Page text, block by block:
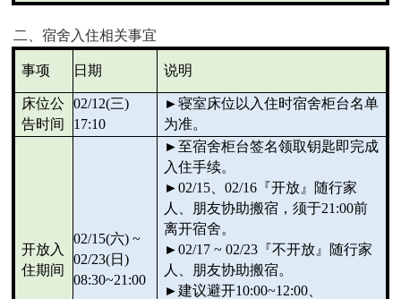
二、宿舍入住相关事宜
事项 日期 说明
床位公
告时间
02/12(三)
17:10
►寝室床位以入住时宿舍柜台名单
为准。
开放入
住期间
02/15(六) ~
02/23(日)
08:30~21:00
►至宿舍柜台签名领取钥匙即完成
入住手续。
►02/15 02/16 『开放』随行家
人、朋友协助搬宿，须于21:00前
离开宿舍。
►02/17 ~ 02/23 『不开放』随行家
人、朋友协助搬宿。
►建议避开10:00~12:00